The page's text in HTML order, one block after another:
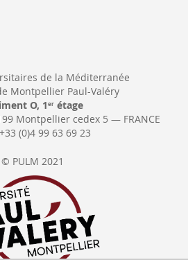
de la Méditerranée
Montpellier Paul-Valéry
O, 1erétage
Montpellier cedex 5 — FRANCE
(0)4 99 63 69 23
© PULM 2021